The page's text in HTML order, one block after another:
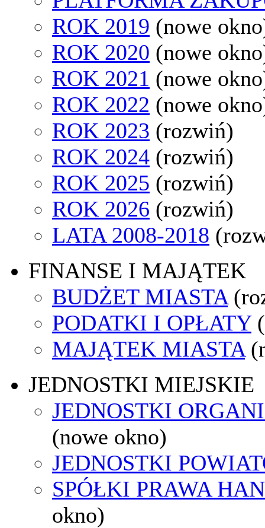
ROK 2019 (nowe
ROK 2020 (nowe
ROK 2021 (nowe
ROK 2022 (nowe
ROK 2023 (rozwiń)
ROK 2024 (rozwiń)
ROK 2025 (rozwiń)
ROK 2026 (rozwiń)
LATA 2008-2018
FINANSE I MAJĄTEK
BUDŻET MIASTA
PODATKI I OPŁATY
MAJĄTEK MIASTA
JEDNOSTKI MIEJSKIE
JEDNOSTKI
(nowe okno)
JEDNOSTKI
SPÓŁKI PRAWA
okno)